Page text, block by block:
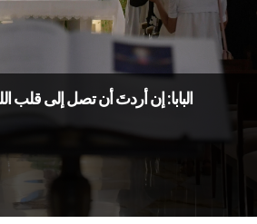
البابا: إن أردتَ أن تصل إلى قلب